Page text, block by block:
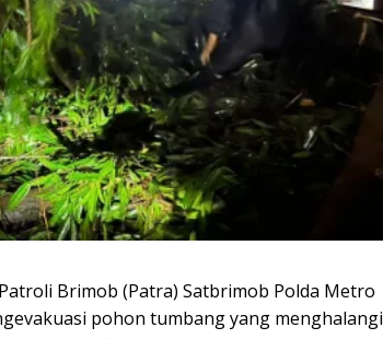
Brimob (Patra) Satbrimob Polda Metro
pohon tumbang yang menghalangi